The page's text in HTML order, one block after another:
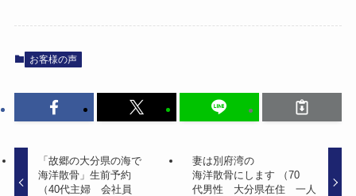
お客様の声
「故郷の​大分県の​海で​
海洋散骨」​生前予約​
（40代主婦 会社員
妻は​別府湾の​
海洋散骨にします ​（70​
代男性 大分県在住 一人​